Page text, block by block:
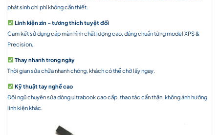
phát sinh chi phí không cần thiết.
Linh kiện zin – tương thích tuyệt đối
Cam kết sử dụng cáp màn hình chất lượng cao, đúng chuẩn từng model XPS &
Precision.
Thay nhanh trong ngày
Thời gian sửa chữa nhanh chóng, khách có thể chờ lấy ngay.
Kỹ thuật tay nghề cao
Đội ngũ chuyên sửa dòng ultrabook cao cấp, thao tác cẩn thận, không ảnh hưởng
linh kiện khác.